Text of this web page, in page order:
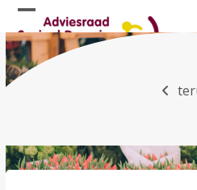
Skip
to
content
Open
mobile
menu
Close
mobile
menu